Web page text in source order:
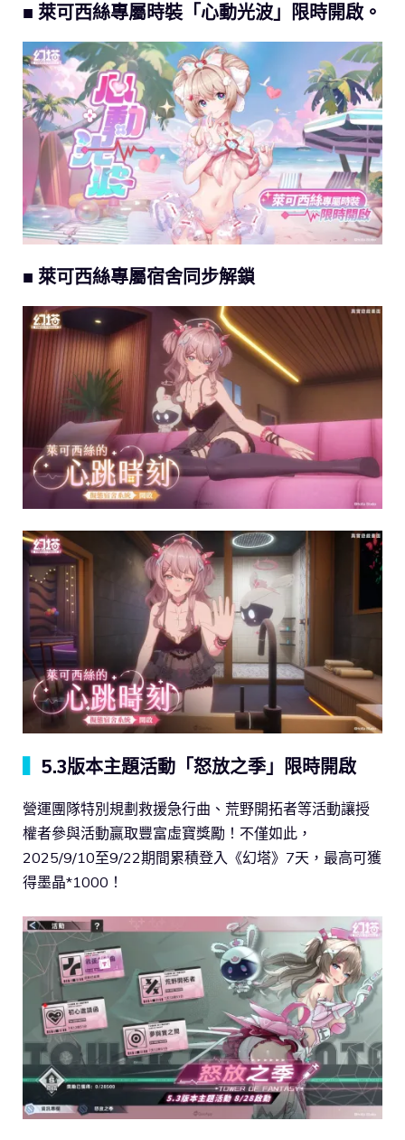
■ 萊可西絲專屬時裝「心動光波」限時開啟。
■ 萊可西絲專屬宿舍同步解鎖
5.3版本主題活動「怒放之季」限時開啟
營運團隊特別規劃救援急行曲、荒野開拓者等活動讓授
權者參與活動贏取豐富虛寶獎勵！不僅如此，
2025/9/10至9/22期間累積登入《幻塔》7天，最高可獲
得墨晶*1000！